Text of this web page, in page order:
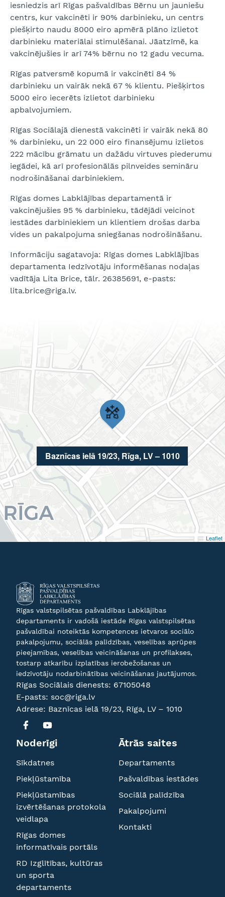
iesniedzis arī Rīgas pašvaldības Bērnu un jauniešu
centrs, kur vakcinēti ir 90% darbinieku, un centrs
piešķirto naudu 8000 eiro apmērā plāno izlietot
darbinieku materiālai stimulēšanai. Jāatzīmē, ka
vakcinējušies ir arī 74% bērnu no 12 gadu vecuma.
Rīgas patversmē kopumā ir vakcinēti 84 %
darbinieku un vairāk nekā 67 % klientu. Piešķirtos
5000 eiro iecerēts izlietot darbinieku
apbalvojumiem.
Rīgas Sociālajā dienestā vakcinēti ir vairāk nekā 80
% darbinieku, un 22 000 eiro finansējumu izlietos
222 mācību grāmatu un dažādu virtuves piederumu
iegādei, kā arī profesionālās pilnveides semināru
nodrošināšanai darbiniekiem.
Rīgas domes Labklājības departamentā ir
vakcinējušies 95 % darbinieku, tādējādi veicinot
iestādes darbiniekiem un klientiem drošas darba
vides un pakalpojuma sniegšanas nodrošināšanu.
Informāciju sagatavoja: Rīgas domes Labklājības
departamenta Iedzīvotāju informēšanas nodaļas
vadītāja Lita Brice, tālr. 26385691, e-pasts:
lita.brice@riga.lv.
Baznīcas ielā 19/23, Rīga, LV – 1010
Leaflet
Rīgas valstspilsētas pašvaldības Labklājības
departaments ir vadošā iestāde Rīgas valstspilsētas
pašvaldībai noteiktās kompetences ietvaros sociālo
pakalpojumu, sociālās palīdzības, veselības aprūpes
pieejamības, veselības veicināšanas un profilakses,
tostarp atkarību izplatības ierobežošanas un
iedzīvotāju nodarbinātības veicināšanas jautājumos.
Rīgas Sociālais dienests: 67105048
E-pasts: soc@riga.lv
Adrese: Baznīcas ielā 19/23, Rīga, LV – 1010
Noderīgi
Sīkdatnes
Piekļūstamība
Piekļūstamības
izvērtēšanas protokola
veidlapa
Rīgas domes
informatīvais portāls
RD Izglītības, kultūras
un sporta
departaments
Ātrās saites
Departaments
Pašvaldības iestādes
Sociālā palīdzība
Pakalpojumi
Kontakti